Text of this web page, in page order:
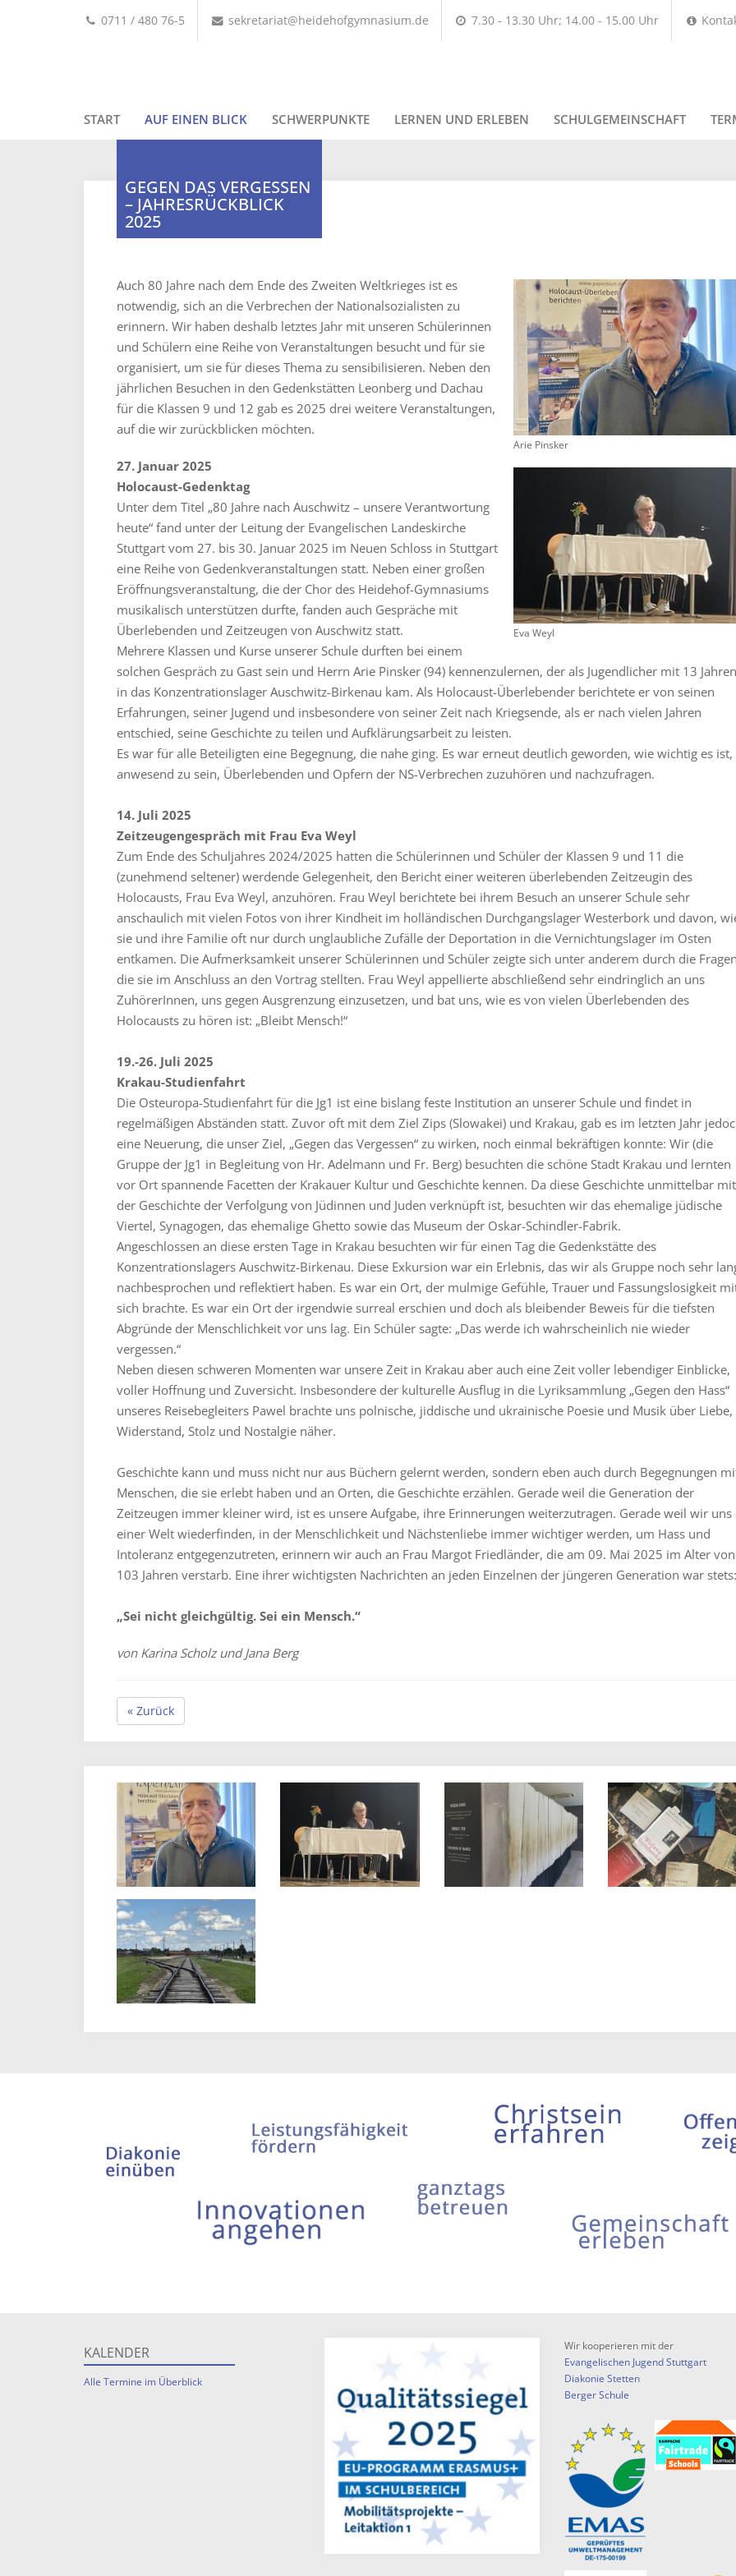
0711 / 480 76-5 sekretariat@heidehofgymnasium.de 7.30 - 13.30 Uhr; 14.00 - 15.00 Uhr
START AUF EINEN BLICK SCHWERPUNKTE LERNEN UND ERLEBEN SCHULGEMEINSCHAFT
GEGEN DAS VERGESSEN
– JAHRESRÜCKBLICK
2025
Arie Pinsker
Eva Weyl
Auch 80 Jahre nach dem Ende des Zweiten Weltkrieges ist es
notwendig, sich an die Verbrechen der Nationalsozialisten zu
erinnern. Wir haben deshalb letztes Jahr mit unseren Schülerinnen
und Schülern eine Reihe von Veranstaltungen besucht und für sie
organisiert, um sie für dieses Thema zu sensibilisieren. Neben den
jährlichen Besuchen in den Gedenkstätten Leonberg und Dachau
für die Klassen 9 und 12 gab es 2025 drei weitere Veranstaltungen,
auf die wir zurückblicken möchten.
27. Januar 2025
Holocaust-Gedenktag
Unter dem Titel „80 Jahre nach Auschwitz – unsere Verantwortung
heute“ fand unter der Leitung der Evangelischen Landeskirche
Stuttgart vom 27. bis 30. Januar 2025 im Neuen Schloss in Stuttgart
eine Reihe von Gedenkveranstaltungen statt. Neben einer großen
Eröffnungsveranstaltung, die der Chor des Heidehof-Gymnasiums
musikalisch unterstützen durfte, fanden auch Gespräche mit
Überlebenden und Zeitzeugen von Auschwitz statt.
Mehrere Klassen und Kurse unserer Schule durften bei einem
solchen Gespräch zu Gast sein und Herrn Arie Pinsker (94) kennenzulernen, der als Jugendlicher mit 13 Jahren
in das Konzentrationslager Auschwitz-Birkenau kam. Als Holocaust-Überlebender berichtete er von seinen
Erfahrungen, seiner Jugend und insbesondere von seiner Zeit nach Kriegsende, als er nach vielen Jahren
entschied, seine Geschichte zu teilen und Aufklärungsarbeit zu leisten.
Es war für alle Beteiligten eine Begegnung, die nahe ging. Es war erneut deutlich geworden, wie wichtig es ist,
anwesend zu sein, Überlebenden und Opfern der NS-Verbrechen zuzuhören und nachzufragen.
14. Juli 2025
Zeitzeugengespräch mit Frau Eva Weyl
Zum Ende des Schuljahres 2024/2025 hatten die Schülerinnen und Schüler der Klassen 9 und 11 die
(zunehmend seltener) werdende Gelegenheit, den Bericht einer weiteren überlebenden Zeitzeugin des
Holocausts, Frau Eva Weyl, anzuhören. Frau Weyl berichtete bei ihrem Besuch an unserer Schule sehr
anschaulich mit vielen Fotos von ihrer Kindheit im holländischen Durchgangslager Westerbork und davon,
sie und ihre Familie oft nur durch unglaubliche Zufälle der Deportation in die Vernichtungslager im Osten
entkamen. Die Aufmerksamkeit unserer Schülerinnen und Schüler zeigte sich unter anderem durch die
die sie im Anschluss an den Vortrag stellten. Frau Weyl appellierte abschließend sehr eindringlich an uns
ZuhörerInnen, uns gegen Ausgrenzung einzusetzen, und bat uns, wie es von vielen Überlebenden des
Holocausts zu hören ist: „Bleibt Mensch!“
19.-26. Juli 2025
Krakau-Studienfahrt
Die Osteuropa-Studienfahrt für die Jg1 ist eine bislang feste Institution an unserer Schule und findet in
regelmäßigen Abständen statt. Zuvor oft mit dem Ziel Zips (Slowakei) und Krakau, gab es im letzten Jahr
eine Neuerung, die unser Ziel, „Gegen das Vergessen“ zu wirken, noch einmal bekräftigen konnte: Wir (die
Gruppe der Jg1 in Begleitung von Hr. Adelmann und Fr. Berg) besuchten die schöne Stadt Krakau und lernten
vor Ort spannende Facetten der Krakauer Kultur und Geschichte kennen. Da diese Geschichte unmittelbar mit
der Geschichte der Verfolgung von Jüdinnen und Juden verknüpft ist, besuchten wir das ehemalige jüdische
Viertel, Synagogen, das ehemalige Ghetto sowie das Museum der Oskar-Schindler-Fabrik.
Angeschlossen an diese ersten Tage in Krakau besuchten wir für einen Tag die Gedenkstätte des
Konzentrationslagers Auschwitz-Birkenau. Diese Exkursion war ein Erlebnis, das wir als Gruppe noch sehr
nachbesprochen und reflektiert haben. Es war ein Ort, der mulmige Gefühle, Trauer und Fassungslosigkeit
sich brachte. Es war ein Ort der irgendwie surreal erschien und doch als bleibender Beweis für die tiefsten
Abgründe der Menschlichkeit vor uns lag. Ein Schüler sagte: „Das werde ich wahrscheinlich nie wieder
vergessen.“
Neben diesen schweren Momenten war unsere Zeit in Krakau aber auch eine Zeit voller lebendiger Einblicke,
voller Hoffnung und Zuversicht. Insbesondere der kulturelle Ausflug in die Lyriksammlung „Gegen den Hass“
unseres Reisebegleiters Pawel brachte uns polnische, jiddische und ukrainische Poesie und Musik über Liebe,
Widerstand, Stolz und Nostalgie näher.
Geschichte kann und muss nicht nur aus Büchern gelernt werden, sondern eben auch durch Begegnungen
Menschen, die sie erlebt haben und an Orten, die Geschichte erzählen. Gerade weil die Generation der
Zeitzeugen immer kleiner wird, ist es unsere Aufgabe, ihre Erinnerungen weiterzutragen. Gerade weil wir uns
einer Welt wiederfinden, in der Menschlichkeit und Nächstenliebe immer wichtiger werden, um Hass und
Intoleranz entgegenzutreten, erinnern wir auch an Frau Margot Friedländer, die am 09. Mai 2025 im Alter von
103 Jahren verstarb. Eine ihrer wichtigsten Nachrichten an jeden Einzelnen der jüngeren Generation war stets:
„Sei nicht gleichgültig. Sei ein Mensch.“
von Karina Scholz und Jana Berg
« Zurück
KALENDER
Alle Termine im Überblick
Wir kooperieren mit der
Evangelischen Jugend Stuttgart
Diakonie Stetten
Berger Schule